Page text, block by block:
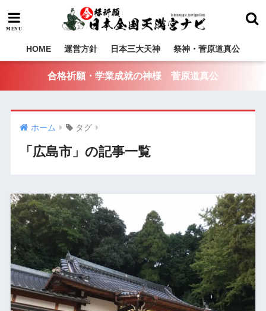
HOME 運営方針 日本三大天神 祭神・菅原道真公
合格祈願・学業成就の神様 菅原道真公
ホーム タグ
「広島市」の記事一覧